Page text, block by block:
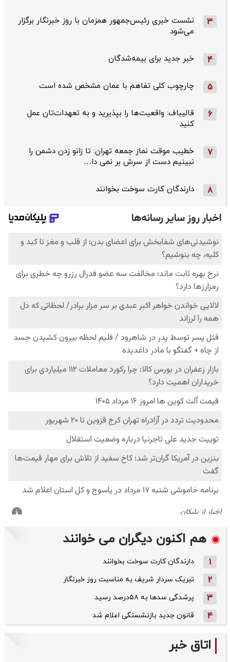
3
نشست خبری رئیس‌جمهور همزمان با روز خبرنگار برگزار
می‌شود
4 خبر جدید برای بیمه‌شدگان
5 چارچوب کلی تفاهم با عمان مشخص شده است
6
قالیباف: واقعیت‌ها را بپذیرید و به تعهدات‌تان عمل
کنید
7
خطیب موقت نماز جمعه تهران: تا زانو زدن دشمن را
نبینیم دست از سرش بر نمی دا…
8 دارندگان کارت سوخت بخوانند
هم اکنون دیگران می خوانند
1 دارندگان کارت سوخت بخوانند
2 تبریک سردار شریف به مناسبت روز خبرنگار
3 پرشدگی سدها به ۵۸درصد رسید
4 قانون جدید بازنشستگی اعلام شد
اتاق خبر